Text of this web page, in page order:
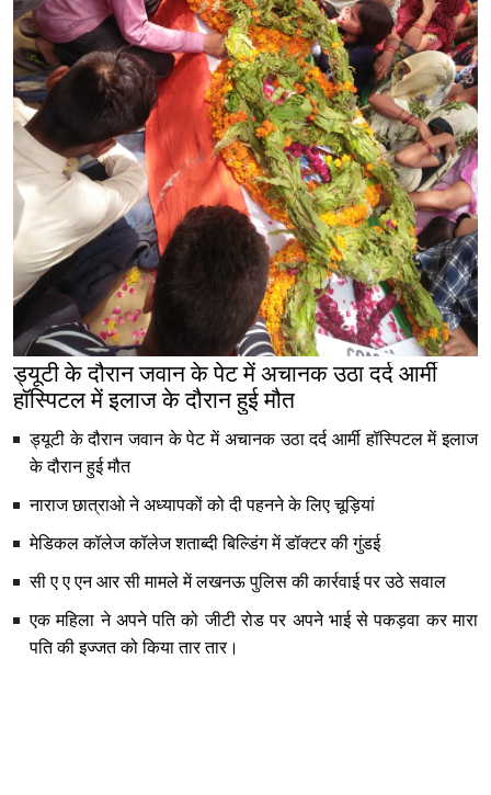
ड्यूटी के दौरान जवान के पेट में अचानक उठा दर्द आर्मी
हॉस्पिटल में इलाज के दौरान हुई मौत
ड्यूटी के दौरान जवान के पेट में अचानक उठा दर्द आर्मी हॉस्पिटल में इलाज
के दौरान हुई मौत
नाराज छात्राओ ने अध्यापकों को दी पहनने के लिए चूड़ियां
मेडिकल कॉलेज कॉलेज शताब्दी बिल्डिंग में डॉक्टर की गुंडई
सी ए ए एन आर सी मामले में लखनऊ पुलिस की कार्रवाई पर उठे सवाल
एक महिला ने अपने पति को जीटी रोड पर अपने भाई से पकड़वा कर मारा
पति की इज्जत को किया तार तार।